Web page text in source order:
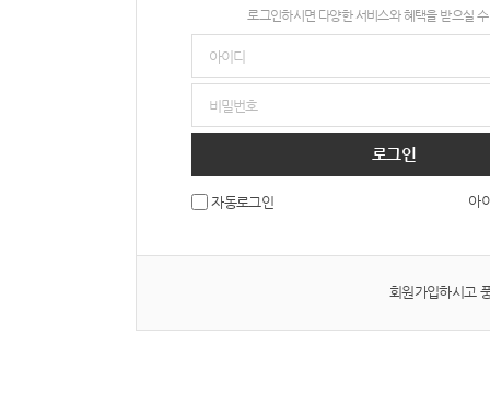
로그인하시면 다양한 서비스와 혜택을 받으실
로그인
자동로그인 아
회원가입하시고